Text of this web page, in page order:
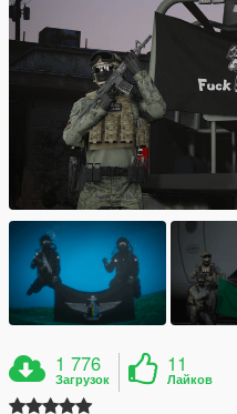
1 776
Загрузок
11
Лайков